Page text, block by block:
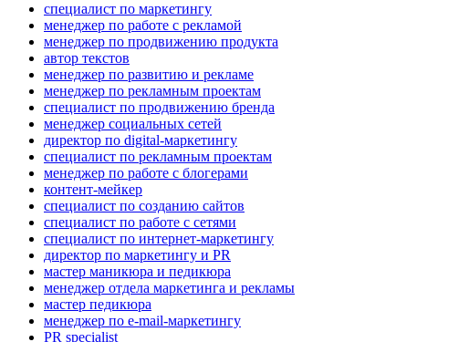
специалист по маркетингу
менеджер по работе с рекламой
менеджер по продвижению продукта
автор текстов
менеджер по развитию и рекламе
менеджер по рекламным проектам
специалист по продвижению бренда
менеджер социальных сетей
директор по digital-маркетингу
специалист по рекламным проектам
менеджер по работе с блогерами
контент-мейкер
специалист по созданию сайтов
специалист по работе с сетями
специалист по интернет-маркетингу
директор по маркетингу и PR
мастер маникюра и педикюра
менеджер отдела маркетинга и рекламы
мастер педикюра
менеджер по e-mail-маркетингу
PR specialist